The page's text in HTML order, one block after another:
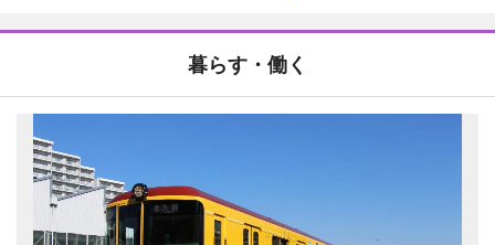
暮らす・働く